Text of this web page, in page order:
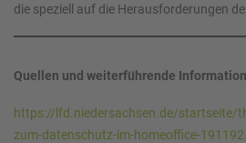
die speziell auf die Herausforderungen
Quellen und weiterführende
https://lfd.niedersachsen.de/startseite/
zum-datenschutz-im-homeoffice-